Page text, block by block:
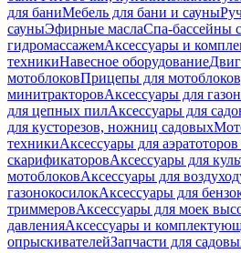
для баниМебель для бани и сауны
сауныЭфирные маслаСпа-бассейны с
гидромассажемАксессуары и
техникиНавесное оборудование
мотоблоковПрицепы для
минитракторовАксессуары для
для цепных пилАксессуары для
для кусторезов, ножниц садовых
техникиАксессуары для аэратоторов
скарификаторовАксессуары для
мотоблоковАксессуары для
газонокосилокАксессуары для
триммеровАксессуары для моек
давленияАксессуары и
опрыскивателейЗапчасти для